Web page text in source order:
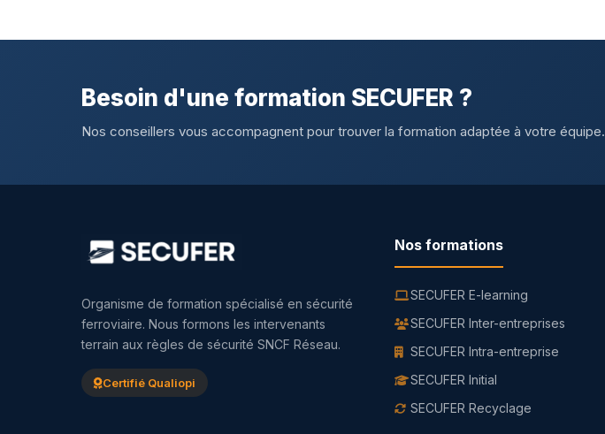
Besoin d'une formation SECUFER ?
Nos conseillers vous accompagnent pour trouver la formation adaptée à votre équipe.
Organisme de formation spécialisé en sécurité
ferroviaire. Nous formons les intervenants
terrain aux règles de sécurité SNCF Réseau.
Certifié Qualiopi
Nos formations
SECUFER E-learning
SECUFER Inter-entreprises
SECUFER Intra-entreprise
SECUFER Initial
SECUFER Recyclage